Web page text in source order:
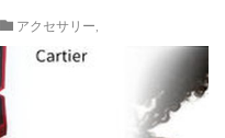
アクセサリー